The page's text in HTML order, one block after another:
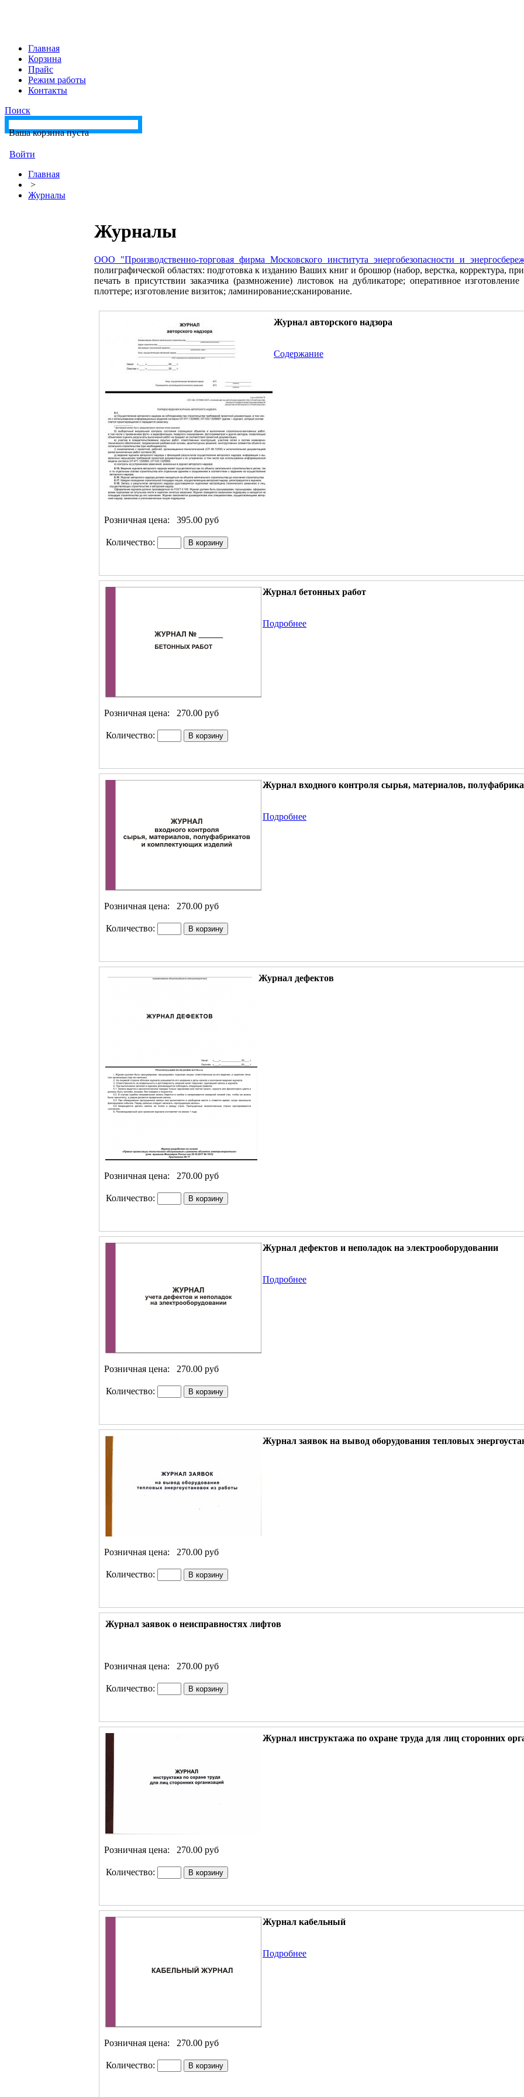
Главная
Корзина
Прайс
Режим работы
Контакты
Поиск
Ваша корзина пуста
Войти
Главная
>
Журналы
Журналы
ООО "Производственно-торговая фирма Московского института энергобезопасности и
полиграфической областях: подготовка к изданию Ваших книг и брошюр (набор, верстка, корректура,
печать в присутствии заказчика (размножение) листовок на дубликаторе; оперативное
плоттере; изготовление визиток; ламинирование;сканирование.
Журнал авторского надзора
Содержание
Розничная цена: 395.00 руб
Количество:
Журнал бетонных работ
Подробнее
Розничная цена: 270.00 руб
Количество:
Журнал входного контроля сырья, материалов,
Подробнее
Розничная цена: 270.00 руб
Количество:
Журнал дефектов
Розничная цена: 270.00 руб
Количество:
Журнал дефектов и неполадок на электрооборудовании
Подробнее
Розничная цена: 270.00 руб
Количество:
Журнал заявок на вывод оборудования тепловых
Розничная цена: 270.00 руб
Количество:
Журнал заявок о неисправностях лифтов
Розничная цена: 270.00 руб
Количество:
Журнал инструктажа по охране труда для лиц сторонних
Розничная цена: 270.00 руб
Количество:
Журнал кабельный
Подробнее
Розничная цена: 270.00 руб
Количество: